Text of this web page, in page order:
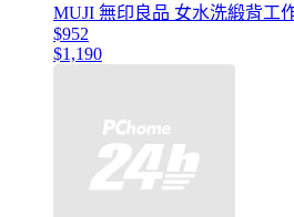
MUJI 無印良品 女水洗緞背工
$952
$1,190